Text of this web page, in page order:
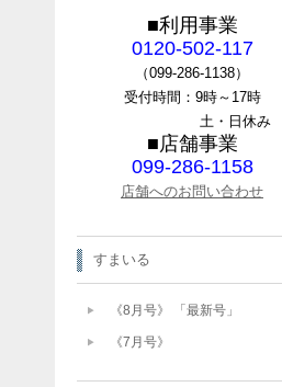
■利用事業
0120-502-117
（099-286-1138）
受付時間：9時～17時
土・日休み
■店舗事業
099-286-1158
店舗へのお問い合わせ
すまいる
《8月号》 「最新号」
《7月号》